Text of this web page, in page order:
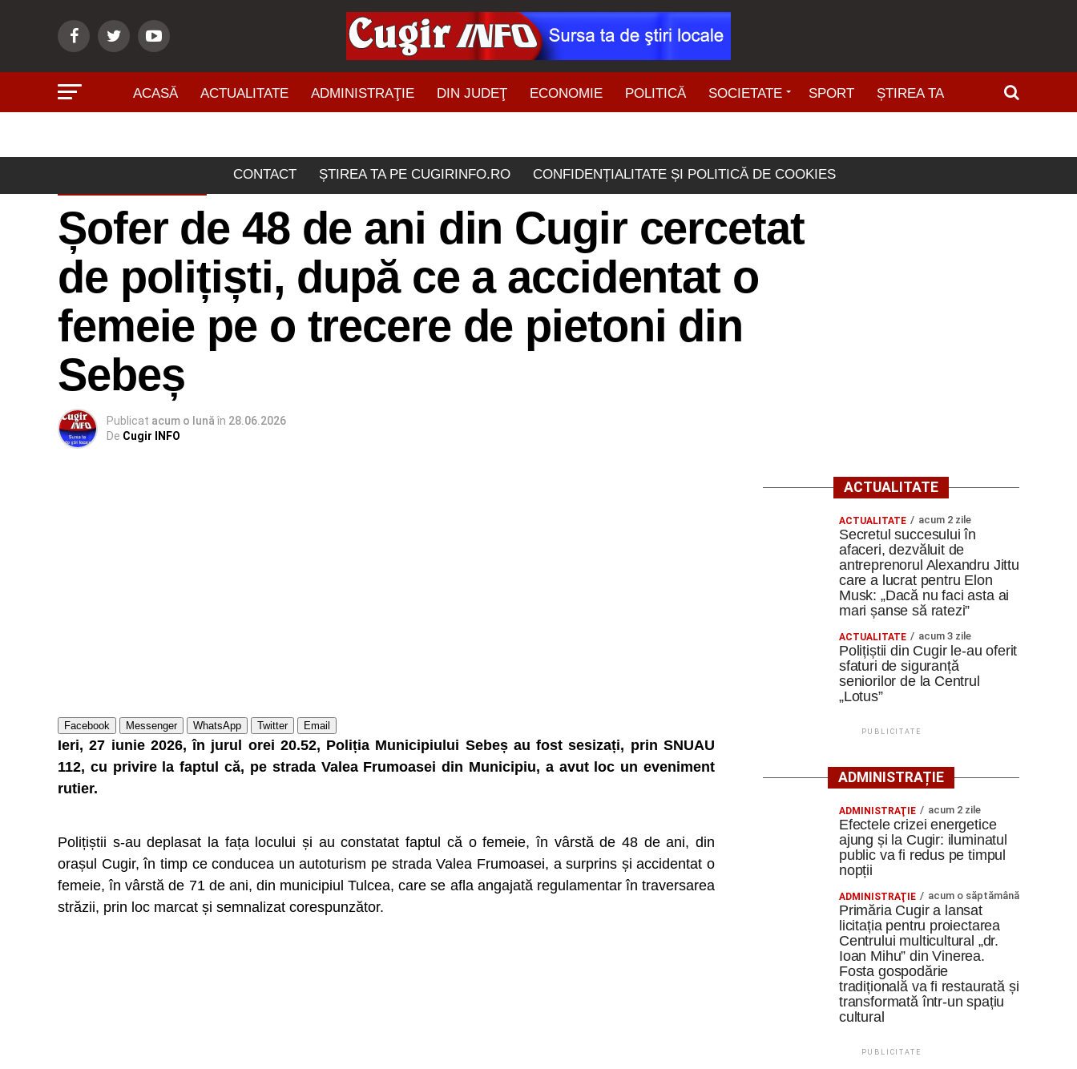
ACASĂ ACTUALITATE ADMINISTRAŢIE DIN JUDEŢ ECONOMIE POLITICĂ SOCIETATE SPORT ȘTIREA TA
CONTACT ȘTIREA TA PE CUGIRINFO.RO CONFIDENȚIALITATE ȘI POLITICĂ DE COOKIES
Șofer de 48 de ani din Cugir cercetat
de polițiști, după ce a accidentat o
femeie pe o trecere de pietoni din
Sebeș
Publicat acum o lună în 28.06.2026
De Cugir INFO
Facebook Messenger WhatsApp Twitter Email
Ieri, 27 iunie 2026, în jurul orei 20.52, Poliția Municipiului Sebeș au fost sesizați, prin SNUAU
112, cu privire la faptul că, pe strada Valea Frumoasei din Municipiu, a avut loc un eveniment
rutier.
Polițiștii s-au deplasat la fața locului și au constatat faptul că o femeie, în vârstă de 48 de ani, din
orașul Cugir, în timp ce conducea un autoturism pe strada Valea Frumoasei, a surprins și accidentat o
femeie, în vârstă de 71 de ani, din municipiul Tulcea, care se afla angajată regulamentar în traversarea
străzii, prin loc marcat și semnalizat corespunzător.
ACTUALITATE
ACTUALITATE acum 2 zile
Secretul succesului în
afaceri, dezvăluit de
antreprenorul Alexandru Jittu
care a lucrat pentru Elon
Musk: „Dacă nu faci asta ai
mari șanse să ratezi”
ACTUALITATE acum 3 zile
Polițiștii din Cugir le-au oferit
sfaturi de siguranță
seniorilor de la Centrul
„Lotus”
PUBLICITATE
ADMINISTRAȚIE
ADMINISTRAŢIE acum 2 zile
Efectele crizei energetice
ajung și la Cugir: iluminatul
public va fi redus pe timpul
nopții
ADMINISTRAŢIE acum o săptămână
Primăria Cugir a lansat
licitația pentru proiectarea
Centrului multicultural „dr.
Ioan Mihu” din Vinerea.
Fosta gospodărie
tradițională va fi restaurată și
transformată într-un spațiu
cultural
PUBLICITATE